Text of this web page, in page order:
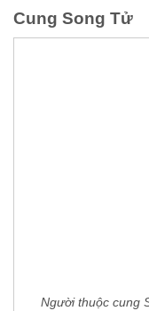
Cung Song Tử
Người thuộc cung